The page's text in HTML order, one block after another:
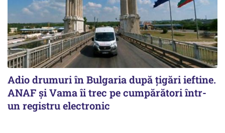
Adio drumuri în Bulgaria după țigări ieftine.
ANAF și Vama îi trec pe cumpărători într-
un registru electronic